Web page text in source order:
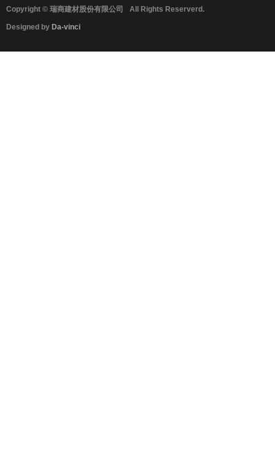
Copyright © 瑞商建材股份有限公司 All Rights Reserverd.
Designed by Da-vinci